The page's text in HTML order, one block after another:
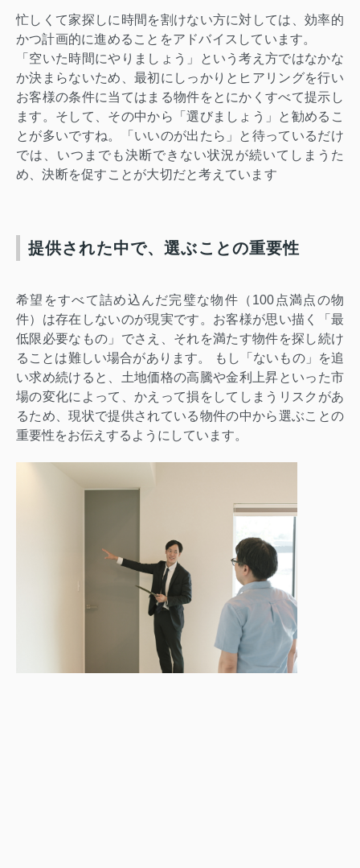
忙しくて家探しに時間を割けない方に対しては、効率的
かつ計画的に進めることをアドバイスしています。
「空いた時間にやりましょう」という考え方ではなかな
か決まらないため、最初にしっかりとヒアリングを行い
お客様の条件に当てはまる物件をとにかくすべて提示し
ます。そして、その中から「選びましょう」と勧めるこ
とが多いですね。「いいのが出たら」と待っているだけ
では、いつまでも決断できない状況が続いてしまうた
め、決断を促すことが大切だと考えています
提供された中で、選ぶことの重要性
希望をすべて詰め込んだ完璧な物件（100点満点の物
件）は存在 しないのが現実です。お客様が思い描く「最
低限必要なもの」でさえ、それを満たす物件を探し続け
ることは難しい場合があります。 もし「ないもの」を追
い求め続けると、土地価格の高騰や金利上昇といった市
場の変化によって、かえって損をしてしまうリスクがあ
るため、現状で提供されている物件の中から選ぶことの
重要性をお伝え するようにしています。